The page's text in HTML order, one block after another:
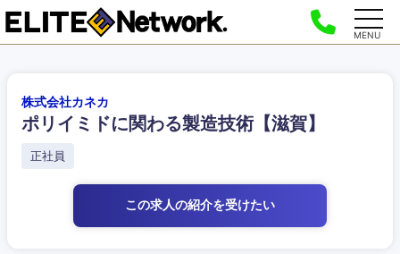
MENU
株式会社カネカ
ポリイミドに関わる製造技術【滋賀】
正社員
この求人の紹介を受けたい